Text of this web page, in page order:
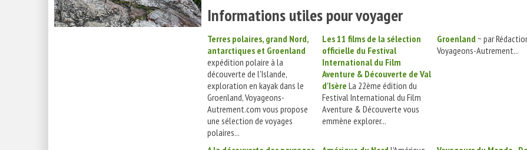
Informations utiles pour voyager
Terres polaires, grand Nord,
antarctiques et Groenland
expédition polaire à la
découverte de l'Islande,
exploration en kayak dans le
Groenland, Voyageons-
Autrement.com vous propose
une sélection de voyages
polaires...
Les 11 films de la sélection
officielle du Festival
International du Film
Aventure & Découverte de Val
d'Isère La 22ème édition du
Festival International du Film
Aventure & Découverte vous
emmène explorer...
Groenland ~ par
Voyageons-Autrement...